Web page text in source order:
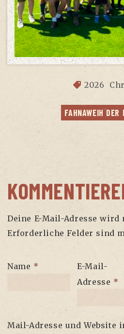
2026
FAHN­AWEIH DER
Deine E-Mail-Adresse
Erforderliche Felder sind
Name *
E-Mail-
Adresse *
Mail-Adresse und Website